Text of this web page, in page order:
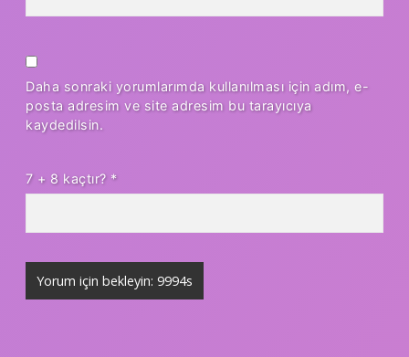
Daha sonraki yorumlarımda kullanılması için adım, e-
posta adresim ve site adresim bu tarayıcıya
kaydedilsin.
7 + 8 kaçtır? *